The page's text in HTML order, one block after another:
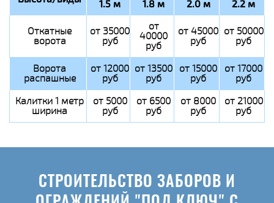
1.5 м 1.8 м 2.0 м 2.2 м
Откатные
ворота
от 35000
руб
от
40000
руб
от 45000
руб
от 50000
руб
Ворота
распашные
от 12000
руб
от 13500
руб
от 15000
руб
от 17000
руб
Калитки 1 метр
ширина
от 5000
руб
от 6500
руб
от 8000
руб
от 21000
руб
СТРОИТЕЛЬСТВО ЗАБОРОВ И